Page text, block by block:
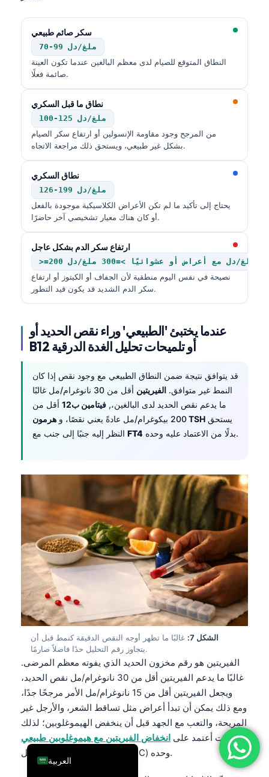
سكر صائم طبيعي
70-99 ملغ/دل
النطاق المتوقع للصيام لدى معظم البالغين عندما تكون العينة
صائمة فعلًا.
نطاق ما قبل السكري
100-125 ملغ/دل
من المرجح وجود مقاومة الإنسولين أو ارتفاع سكر الصيام
بشكل غير طبيعي، ويستحق ذلك مراجعة الاتجاه.
نطاق السكري
126-199 ملغ/دل
يحتاج إلى تأكيد ما لم تكن الأعراض الكلاسيكية موجودة بالفعل
أو كان هناك معيار تشخيصي آخر حاضرًا.
ارتفاع سكر الدم بشكل عاجل
>=200 ملغ/دل مع أعراض أو عشوائيًا >=300 ملغ/دل
نصيحة في نفس اليوم منطقية لأن الجفاف أو الكيتوز أو ارتفاع
سكر الدم الشديد قد يكون قيد التطور.
عندما يختبئ 'الطبيعي' وراء نقص الحديد أو
B12 أو تلميحات تحليل الغدة الدرقية
قد يتوافق نتيجة ضمن النطاق الطبيعي مع وجود نقص إذا كان
النمط غير متوافق. الفيريتين
أقل من 30 نانوغرام/مل غالبًا
ما يدعم نقص الحديد لدى البالغين،, فيتامين ب12
أقل من
200 بيكوغرام/مل عادةً يعني نقصًا، وهرمون TSH
FT4 بدلًا من الاعتماد عليه وحده.
الشكل 7:
غالبًا ما تظهر أوجه النقص الدقيقة كنمط قبل أن
يتجاوز رقم التحليل حدًا فاصلاً صارمًا.
الفيريتين هو رقم مخزون الحديد الذي يفوته معظم المرضى.
غالبًا ما يدعم الفيريتين أقل من 30 نانوغرام/مل نقص الحديد،
ويجعل الفيريتين أقل من 15 نانوغرام/مل الأمر مرجحًا جدًا،
ومع ذلك يمكن أن تبدأ أعراض مثل تساقط الشعر، والأرجل غير
المريحة، والتعب مع الجهد قبل أن ينخفض الهيموغلوبين؛ لذلك
ما زلت أعتمد على انخفاض الفيريتين مع هيموغلوبين طبيعي
أكثر من تحليل الدم الشامل (CBC) وحده.
العربية
English
Deutsch
Français
עִבְרִית
Italiano
Español
Português
Ελληνικά
Türkçe
Română
简体中文
فارسی
Български
Bahasa Indonesia
Հայերեն
Íslenska
Svenska
Bosanski
Azərbaycan dili
Eesti
日本語
Čeština
ქართული
Русский
Lietuvių kalba
한국어
Slovenščina
Magyar
বাংলা
اردو
मराठी